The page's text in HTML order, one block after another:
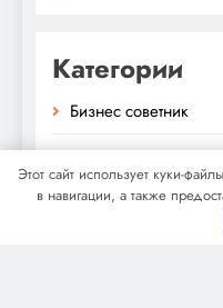
Категории
Бизнес советник
Гараж и авто
Дача, участок
Этот сайт использует куки-
в навигации, а также